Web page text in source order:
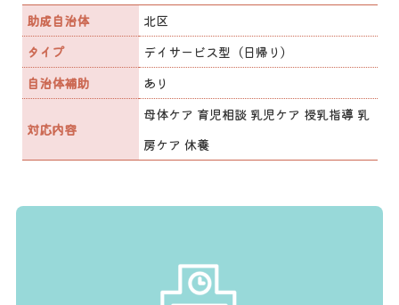
助成自治体
北区
タイプ
デイサービス型（日帰り）
自治体補助
あり
対応内容
母体ケア 育児相談 乳児ケア 授乳指導 乳
房ケア 休養